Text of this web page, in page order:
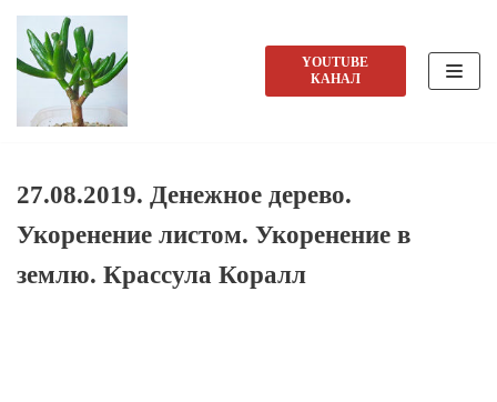
Перейти
содержимому
YOUTUBE
КАНАЛ
27.08.2019. Денежное дерево.
Укоренение листом. Укоренение в
землю. Крассула Коралл